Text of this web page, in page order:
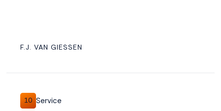
F.J. VAN GIESSEN
10 Service